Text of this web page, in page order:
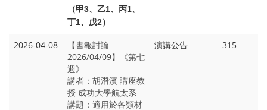
（甲3、乙1、丙1、
丁1、戊2）
2026-04-08
【書報討論
2026/04/09】《第七
週》
講者：胡潛濱 講座教
授 成功大學航太系
講題：適用於各類材
演講公告 315